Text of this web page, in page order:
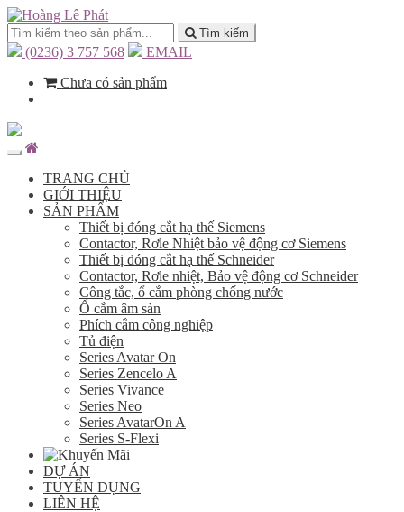
Tìm kiếm
(0236) 3 757 568
EMAIL
Chưa có sản phẩm
TRANG CHỦ
GIỚI THIỆU
SẢN PHẨM
Thiết bị đóng cắt hạ thế Siemens
Contactor, Rơle Nhiệt bảo vệ động cơ Siemens
Thiết bị đóng cắt hạ thế Schneider
Contactor, Rơle nhiệt, Bảo vệ động cơ Schneider
Công tắc, ổ cắm phòng chống nước
Ổ cắm âm sàn
Phích cắm công nghiệp
Tủ điện
Series Avatar On
Series Zencelo A
Series Vivance
Series Neo
Series AvatarOn A
Series S-Flexi
DỰ ÁN
TUYỂN DỤNG
LIÊN HỆ